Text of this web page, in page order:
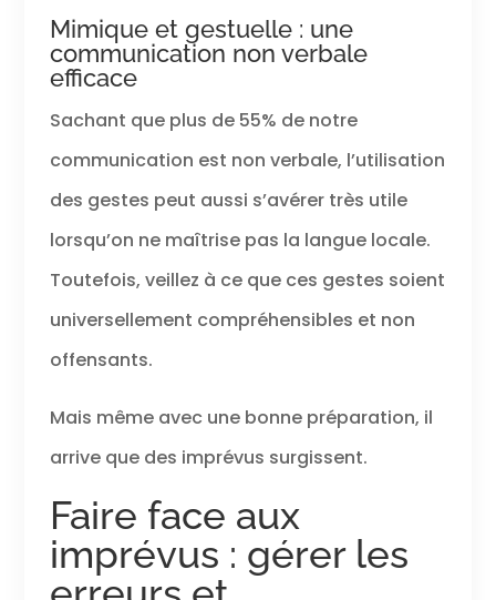
Mimique et gestuelle : une
communication non verbale
efficace
Sachant que plus de 55% de notre
communication est non verbale, l’utilisation
des gestes peut aussi s’avérer très utile
lorsqu’on ne maîtrise pas la langue locale.
Toutefois, veillez à ce que ces gestes soient
universellement compréhensibles et non
offensants.
Mais même avec une bonne préparation, il
arrive que des imprévus surgissent.
Faire face aux
imprévus : gérer les